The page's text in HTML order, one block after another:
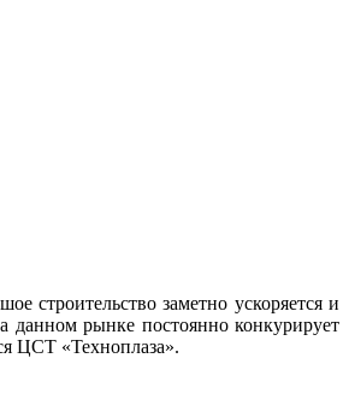
строительство заметно ускоряется и
данном рынке постоянно конкурирует
ЦСТ «Техноплаза».